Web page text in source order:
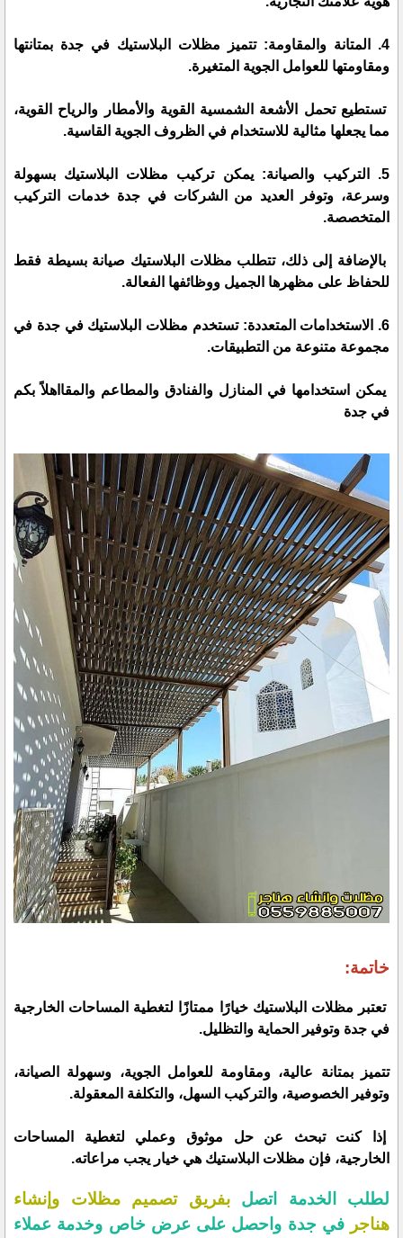
4. المتانة والمقاومة: تتميز مظلات البلاستيك في جدة بمتانتها
ومقاومتها للعوامل الجوية المتغيرة.
تستطيع تحمل الأشعة الشمسية القوية والأمطار والرياح القوية،
مما يجعلها مثالية للاستخدام في الظروف الجوية القاسية.
5. التركيب والصيانة: يمكن تركيب مظلات البلاستيك بسهولة
وسرعة، وتوفر العديد من الشركات في جدة خدمات التركيب
المتخصصة.
بالإضافة إلى ذلك، تتطلب مظلات البلاستيك صيانة بسيطة فقط
للحفاظ على مظهرها الجميل ووظائفها الفعالة.
6. الاستخدامات المتعددة: تستخدم مظلات البلاستيك في جدة في
مجموعة متنوعة من التطبيقات.
يمكن استخدامها في المنازل والفنادق والمطاعم والمقااهلاً بكم
في جدة
خاتمة:
تعتبر مظلات البلاستيك خيارًا ممتازًا لتغطية المساحات الخارجية
في جدة وتوفير الحماية والتظليل.
تتميز بمتانة عالية، ومقاومة للعوامل الجوية، وسهولة الصيانة،
وتوفير الخصوصية، والتركيب السهل، والتكلفة المعقولة.
إذا كنت تبحث عن حل موثوق وعملي لتغطية المساحات
الخارجية، فإن مظلات البلاستيك هي خيار يجب مراعاته.
لطلب الخدمة اتصلبفريق تصميم مظلات وإنشاء
هناجر في جدة واحصل على عرض خاص وخدمة عملاء